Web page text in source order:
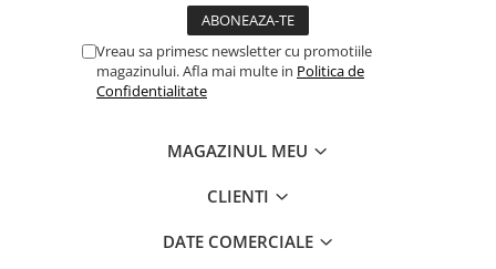
Vreau sa primesc newsletter cu promotiile
magazinului. Afla mai multe in Politica de
Confidentialitate
MAGAZINUL MEU
CLIENTI
DATE COMERCIALE